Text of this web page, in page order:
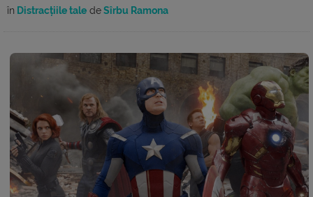
în Distracțiile tale deSîrbu Ramona